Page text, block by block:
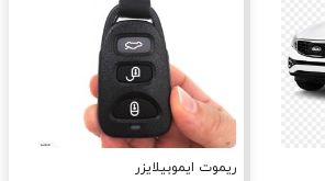
ریموت ایموبیلایزر